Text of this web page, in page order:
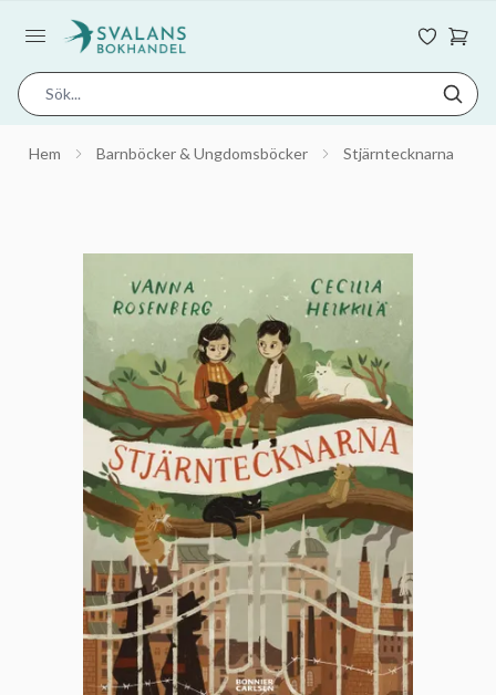
Hem Barnböcker & Ungdomsböcker Stjärntecknarna